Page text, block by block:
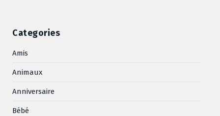
Categories
Amis
Animaux
Anniversaire
Bébé